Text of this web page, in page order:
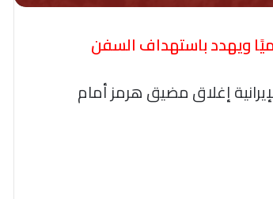
ويهدد باستهداف السفن
إغلاق مضيق هرمز أمام